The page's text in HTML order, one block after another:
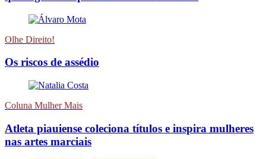
Olhe Direito!
Os riscos de assédio
Coluna Mulher Mais
Atleta piauiense coleciona títulos e inspira mulheres
nas artes marciais